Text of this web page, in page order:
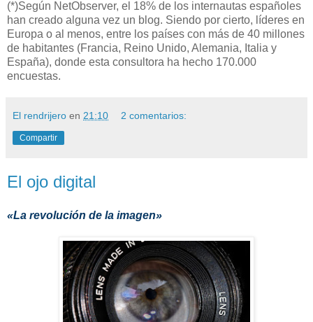
(*)Según NetObserver, el 18% de los internautas españoles
han creado alguna vez un blog. Siendo por cierto, líderes en
Europa o al menos, entre los países con más de 40 millones
de habitantes (Francia, Reino Unido, Alemania, Italia y
España), donde esta consultora ha hecho 170.000
encuestas.
El rendrijero en 21:10 2 comentarios:
Compartir
El ojo digital
«La revolución de la imagen»